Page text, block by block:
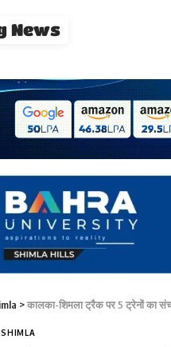
News
>कालका-शिमला ट्रैक पर 5 ट्रेनों का
SHIMLA